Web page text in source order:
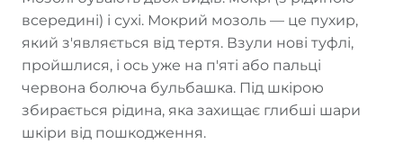
всередині) і сухі. Мокрий мозоль — це пухир,
який з'являється від тертя. Взули нові туфлі,
пройшлися, і ось уже на п'яті або пальці
червона болюча бульбашка. Під шкірою
збирається рідина, яка захищає глибші шари
шкіри від пошкодження.